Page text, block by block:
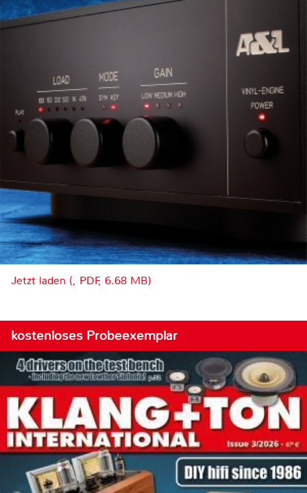
Jetzt laden (, PDF, 6.68 MB)
kostenloses Probeexemplar